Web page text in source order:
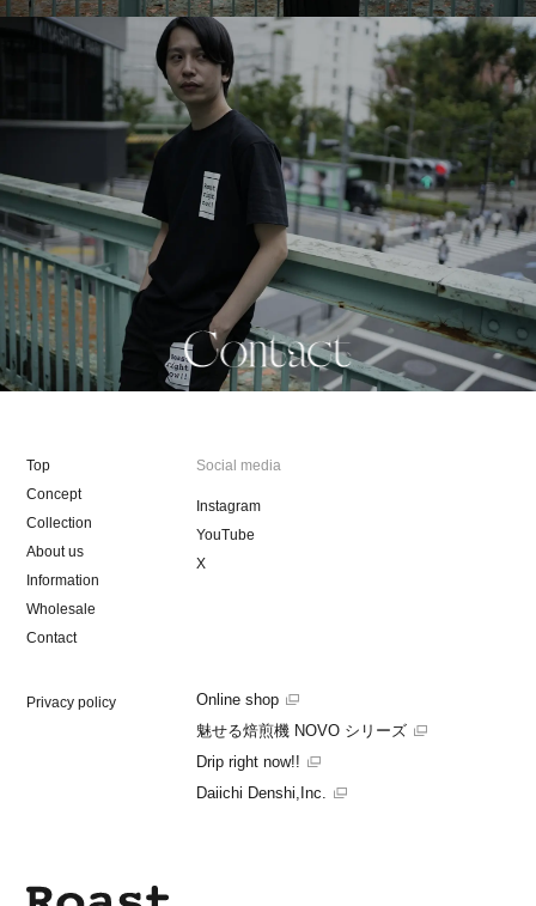
Top
Concept
Collection
About us
Information
Wholesale
Contact
Privacy policy
Social media
Instagram
YouTube
X
Online shop
魅せる焙煎機 NOVO シリーズ
Drip right now!!
Daiichi Denshi,Inc.